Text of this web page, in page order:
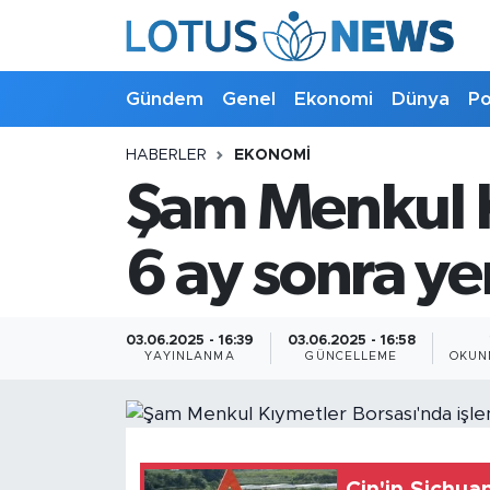
Gündem Genel Ekonomi Dünya
HABERLER EKONOMI
Şam Menkul
6 ay sonra
03.06.2025 - 16:39
YAYINLANMA
03.06.2025 - 16:58
GÜNCELLEME
Kültür - Sanat ve Tarih
Bilim ve Teknoloji
Çin Fuarları